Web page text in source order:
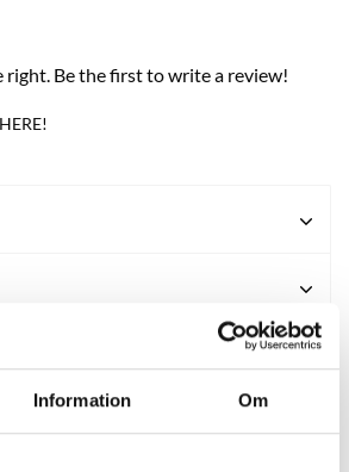
Information Om
right. Be the first to write a review!